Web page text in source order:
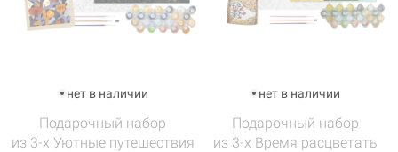
нет в наличии
Подарочный набор
из 3-х Уютные путешествия
нет в наличии
Подарочный набор
из 3-х Время расцветать